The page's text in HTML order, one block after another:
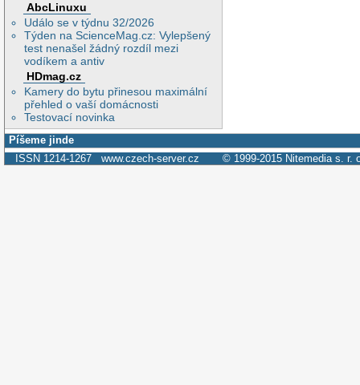
AbcLinuxu
Událo se v týdnu 32/2026
Týden na ScienceMag.cz: Vylepšený
test nenašel žádný rozdíl mezi
vodíkem a antiv
HDmag.cz
Kamery do bytu přinesou maximální
přehled o vaší domácnosti
Testovací novinka
Píšeme jinde
ISSN 1214-1267 www.czech-server.cz © 1999-2015 Nitemedia s. r.